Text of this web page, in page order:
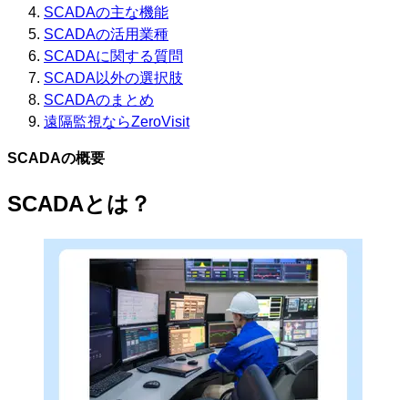
SCADAの主な機能
SCADAの活用業種
SCADAに関する質問
SCADA以外の選択肢
SCADAのまとめ
遠隔監視ならZeroVisit
SCADAの概要
SCADAとは？